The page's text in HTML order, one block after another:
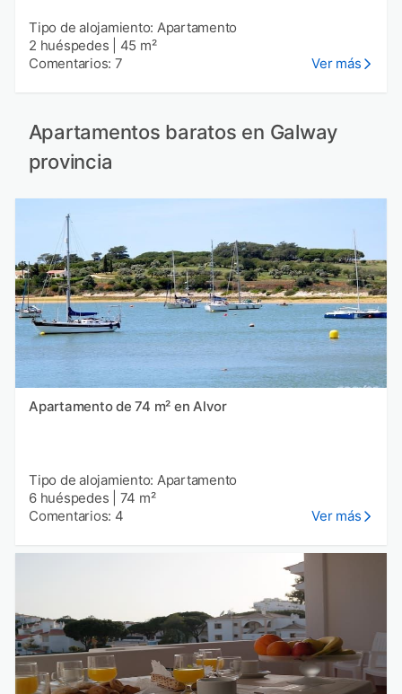
Tipo de alojamiento: Apartamento
2 huéspedes
45 m²
Comentarios: 7
Ver más
Apartamentos baratos en Galway
provincia
Apartamento de 74 m² en Alvor
Tipo de alojamiento: Apartamento
6 huéspedes
74 m²
Comentarios: 4
Ver más